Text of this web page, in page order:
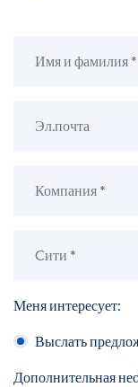
Меня интересует:
Выслать
Дополнительная